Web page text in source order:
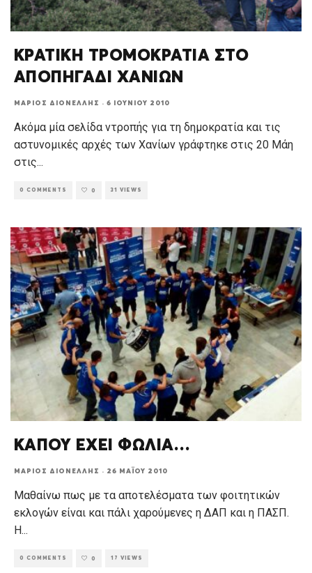
ΚΡΑΤΙΚΗ ΤΡΟΜΟΚΡΑΤΙΑ ΣΤΟ
ΑΠΟΠΗΓΑΔΙ ΧΑΝΙΩΝ
ΜΆΡΙΟΣ ΔΙΟΝΈΛΛΗΣ · 6 ΙΟΥΝΊΟΥ 2010
Ακόμα μία σελίδα ντροπής για τη δημοκρατία και τις
αστυνομικές αρχές των Χανίων γράφτηκε στις 20 Μάη
στις...
0 COMMENTS 0 31 VIEWS
ΚΑΠΟΥ ΕΧΕΙ ΦΩΛΙΑ…
ΜΆΡΙΟΣ ΔΙΟΝΈΛΛΗΣ · 26 ΜΑΪ́ΟΥ 2010
Μαθαίνω πως με τα αποτελέσματα των φοιτητικών
εκλογών είναι και πάλι χαρούμενες η ΔΑΠ και η ΠΑΣΠ.
Η...
0 COMMENTS 0 17 VIEWS